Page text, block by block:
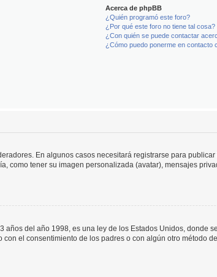
Acerca de phpBB
¿Quién programó este foro?
¿Por qué este foro no tiene tal cosa?
¿Con quién se puede contactar
¿Cómo puedo ponerme en contacto
En algunos casos necesitará registrarse para
como tener su imagen personalizada (avatar), mensajes
años del año 1998, es una ley de los Estados Unidos, donde
el consentimiento de los padres o con algún otro método